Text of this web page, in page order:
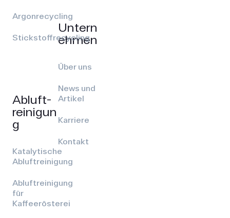
Argonrecycling
Stickstoffrecycling
Abluft­
reinigun
g
Katalytische
Abluftreinigung
Abluftreinigung
für
Kaffeerösterei
Untern
ehmen
Über uns
News und
Artikel
Karriere
Kontakt